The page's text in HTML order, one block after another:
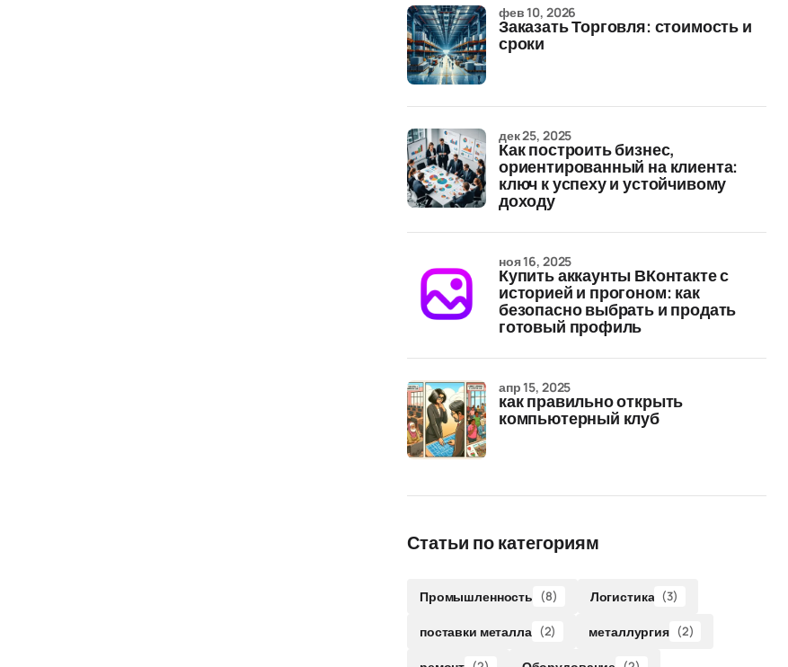
Заказать Торговля: стоимость и
сроки
фев 10, 2026
Как построить бизнес,
ориентированный на клиента:
ключ к успеху и устойчивому
доходу
дек 25, 2025
Купить аккаунты ВКонтакте с
историей и прогоном: как
безопасно выбрать и продать
готовый профиль
ноя 16, 2025
как правильно открыть
компьютерный клуб
апр 15, 2025
Статьи по категориям
Промышленность (8) Логистика (3)
поставки металла (2) металлургия (2)